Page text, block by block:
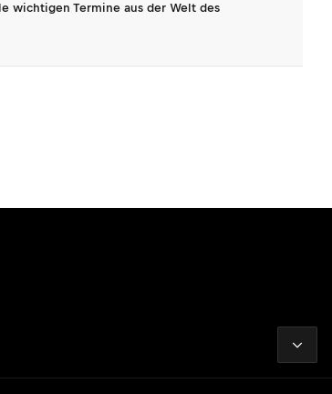
wichtigen Termine aus der Welt des